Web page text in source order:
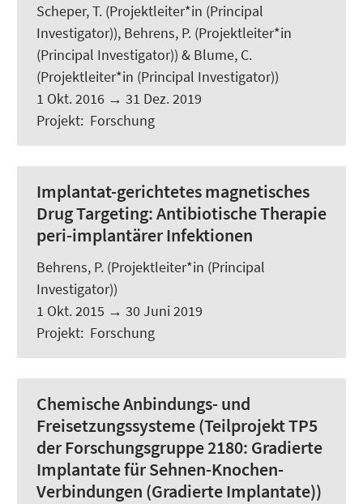
Scheper, T. (Projektleiter*in (Principal
Investigator)), Behrens, P. (Projektleiter*in
(Principal Investigator)) & Blume, C.
(Projektleiter*in (Principal Investigator))
1 Okt. 2016 → 31 Dez. 2019
Projekt: Forschung
Implantat-gerichtetes magnetisches
Drug Targeting: Antibiotische Therapie
peri-implantärer Infektionen
Behrens, P. (Projektleiter*in (Principal
Investigator))
1 Okt. 2015 → 30 Juni 2019
Projekt: Forschung
Chemische Anbindungs- und
Freisetzungssysteme (Teilprojekt TP5
der Forschungsgruppe 2180: Gradierte
Implantate für Sehnen-Knochen-
Verbindungen (Gradierte Implantate))